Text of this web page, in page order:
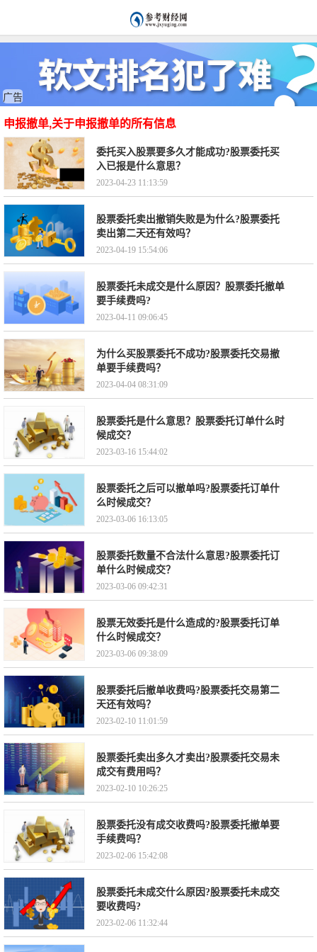
广告
申报撤单,关于申报撤单的所有信息
委托买入股票要多久才能成功?股票委托买
入已报是什么意思？
2023-04-23 11:13:59
股票委托卖出撤销失败是为什么?股票委托
卖出第二天还有效吗？
2023-04-19 15:54:06
股票委托未成交是什么原因？股票委托撤单
要手续费吗?
2023-04-11 09:06:45
为什么买股票委托不成功?股票委托交易撤
单要手续费吗？
2023-04-04 08:31:09
股票委托是什么意思？股票委托订单什么时
候成交？
2023-03-16 15:44:02
股票委托之后可以撤单吗?股票委托订单什
么时候成交？
2023-03-06 16:13:05
股票委托数量不合法什么意思?股票委托订
单什么时候成交？
2023-03-06 09:42:31
股票无效委托是什么造成的?股票委托订单
什么时候成交？
2023-03-06 09:38:09
股票委托后撤单收费吗?股票委托交易第二
天还有效吗？
2023-02-10 11:01:59
股票委托卖出多久才卖出?股票委托交易未
成交有费用吗？
2023-02-10 10:26:25
股票委托没有成交收费吗?股票委托撤单要
手续费吗？
2023-02-06 15:42:08
股票委托未成交什么原因?股票委托未成交
要收费吗?
2023-02-06 11:32:44